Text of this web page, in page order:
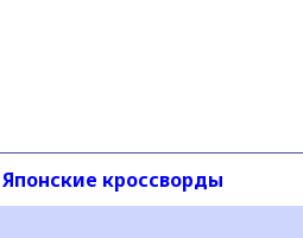
Японские кроссворды